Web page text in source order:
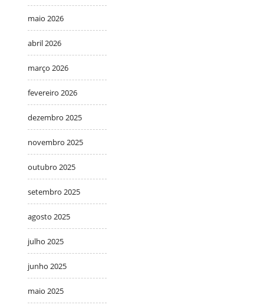
maio 2026
abril 2026
março 2026
fevereiro 2026
dezembro 2025
novembro 2025
outubro 2025
setembro 2025
agosto 2025
julho 2025
junho 2025
maio 2025